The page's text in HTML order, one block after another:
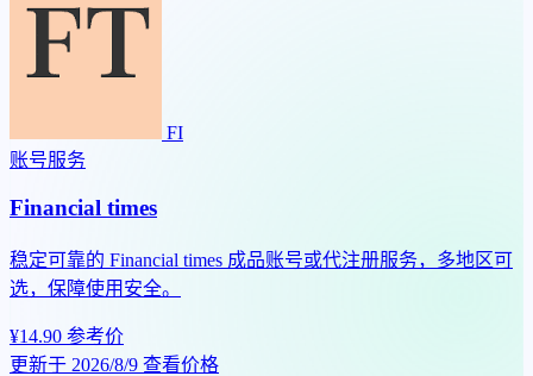
FI
账号服务
Financial times
稳定可靠的 Financial times 成品账号或代注册服务，多地区可
选，保障使用安全。
¥14.90 参考价
更新于 2026/8/9 查看价格